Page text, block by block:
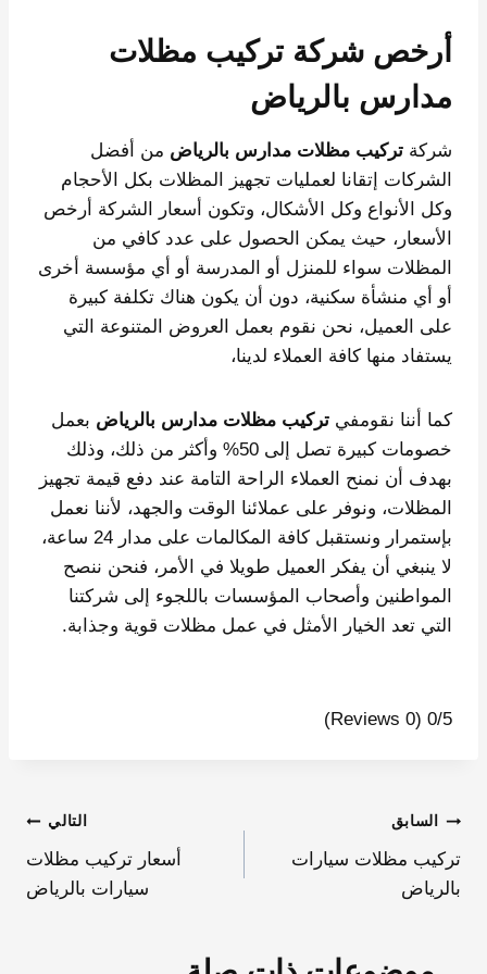
أرخص شركة تركيب مظلات
مدارس بالرياض
شركة تركيب مظلات مدارس بالرياض من أفضل
الشركات إتقانا لعمليات تجهيز المظلات بكل الأحجام
وكل الأنواع وكل الأشكال، وتكون أسعار الشركة أرخص
الأسعار، حيث يمكن الحصول على عدد كافي من
المظلات سواء للمنزل أو المدرسة أو أي مؤسسة أخرى
أو أي منشأة سكنية، دون أن يكون هناك تكلفة كبيرة
على العميل، نحن نقوم بعمل العروض المتنوعة التي
يستفاد منها كافة العملاء لدينا،
كما أننا نقومفي تركيب مظلات مدارس بالرياض بعمل
خصومات كبيرة تصل إلى 50% وأكثر من ذلك، وذلك
بهدف أن نمنح العملاء الراحة التامة عند دفع قيمة تجهيز
المظلات، ونوفر على عملائنا الوقت والجهد، لأننا نعمل
بإستمرار ونستقبل كافة المكالمات على مدار 24 ساعة،
لا ينبغي أن يفكر العميل طويلا في الأمر، فنحن ننصح
المواطنين وأصحاب المؤسسات باللجوء إلى شركتنا
التي تعد الخيار الأمثل في عمل مظلات قوية وجذابة.
0/5
(0 Reviews)
السابق
تركيب مظلات سيارات
بالرياض
التالي
أسعار تركيب مظلات
سيارات بالرياض